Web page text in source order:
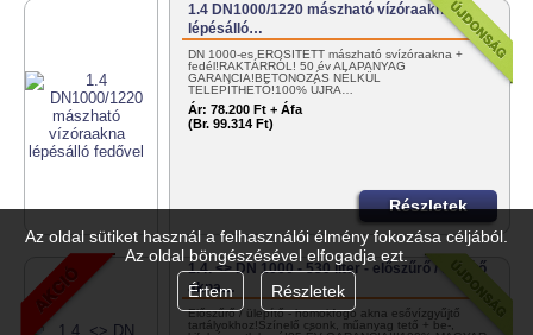
Az oldal sütiket használ a felhasználói élmény fokozása céljából.
Az oldal böngészésével elfogadja ezt.
Értem
Részletek
1.4 DN1000/1220 mászható vízóraakna
lépésálló…
DN 1000-es ERŐSÍTETT mászható svízóraakna +
fedél!RAKTÁRRÓL! 50 év ALAPANYAG
GARANCIA!BETONOZÁS NÉLKÜL
TELEPÍTHETŐ!100% ÚJRA…
Ár: 78.200 Ft + Áfa
(Br. 99.314 Ft)
Részletek
1.4. <> DN 1000 - 530 liter - előszűrő / ülepítő
akna…
Előszűrő / ülepítő - homokfogó akna esővízgyűjtő
tartályokhoz!Színelő csonk, műanyag tető + be-,